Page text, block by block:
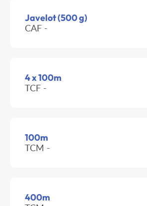
Javelot (500 g)
CAF -
4 x 100m
TCF -
100m
TCM -
400m